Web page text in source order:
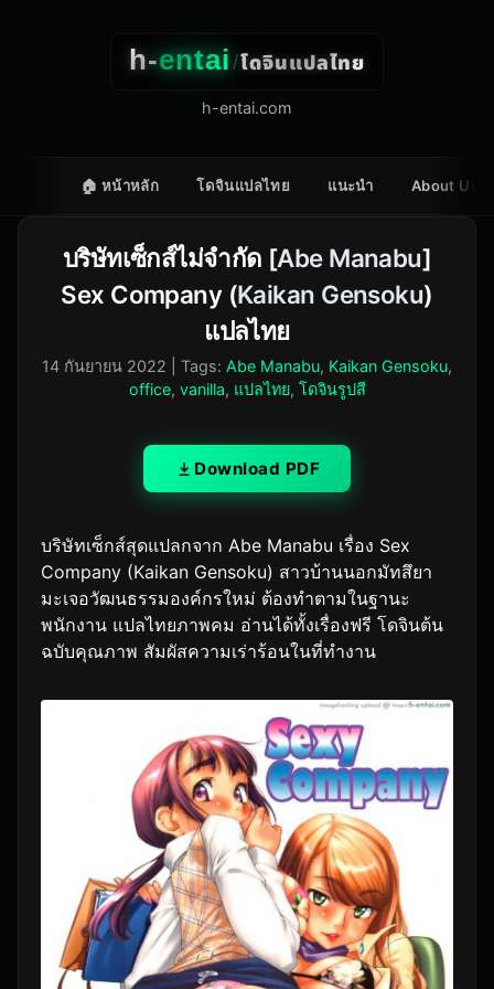
h-entai/โดจินแปลไทย
h-entai.com
🏠 หน้าหลัก โดจินแปลไทย แนะนำ About Us
บริษัทเซ็กส์ไม่จำกัด [Abe Manabu]
Sex Company (Kaikan Gensoku)
แปลไทย
14 กันยายน 2022 | Tags: Abe Manabu, Kaikan Gensoku,
office, vanilla, แปลไทย, โดจินรูปสี
Download PDF
บริษัทเซ็กส์สุดแปลกจาก Abe Manabu เรื่อง Sex
Company (Kaikan Gensoku) สาวบ้านนอกมัทสึยา
มะเจอวัฒนธรรมองค์กรใหม่ ต้องทำตามในฐานะ
พนักงาน แปลไทยภาพคม อ่านได้ทั้งเรื่องฟรี โดจินต้น
ฉบับคุณภาพ สัมผัสความเร่าร้อนในที่ทำงาน